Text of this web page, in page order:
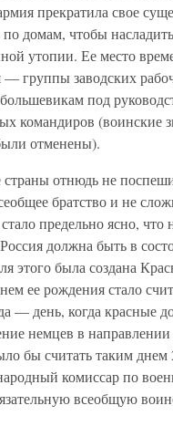
прекратила свое
по домам, чтобы
утопии. Ее место
— группы заводских
под
командиров (воинские
отменены).
отнюдь не
братство и не
предельно ясно, что
должна быть в
этого была создана
ее рождения стало
— день, когда красные
немцев в направлении
бы считать таким днем
комиссар по
всеобщую